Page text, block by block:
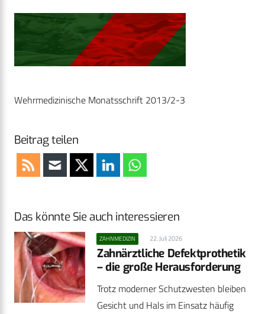
Wehrmedizinische Monatsschrift 2013/2-3
Beitrag teilen
Das könnte Sie auch interessieren
ZAHNMEDIZIN 22. Juli 2026
Zahnärztliche Defektprothetik
– die große Herausforderung
Trotz moderner Schutzwesten bleiben
Gesicht und Hals im Einsatz häufig